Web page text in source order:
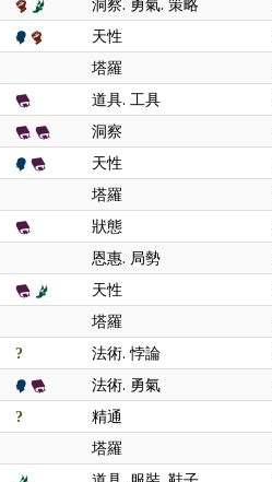
天性
塔羅
道具. 工具
洞察
天性
塔羅
狀態
恩惠. 局勢
天性
塔羅
法術. 悖論
法術. 勇氣
精通
塔羅